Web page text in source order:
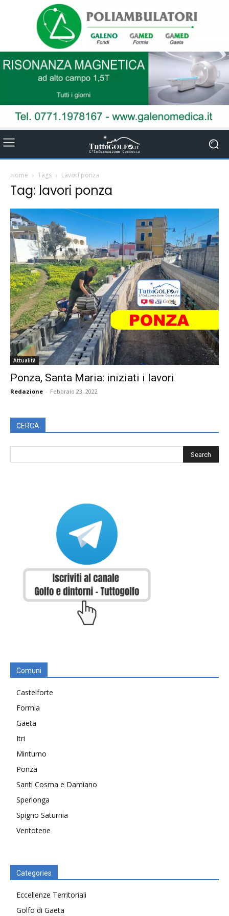
Home Tags Lavori ponza
Tag: lavori ponza
Attualità
Ponza, Santa Maria: iniziati i lavori
Redazione - Febbraio 23, 2022
CERCA
Comuni
Castelforte
Formia
Gaeta
Itri
Minturno
Ponza
Santi Cosma e Damiano
Sperlonga
Spigno Saturnia
Ventotene
Categories
Eccellenze Territoriali
Golfo di Gaeta